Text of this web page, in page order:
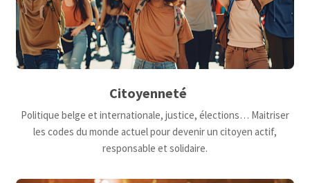
Citoyenneté
Politique belge et internationale, justice, élections… Maitriser
les codes du monde actuel pour devenir un citoyen actif,
responsable et solidaire.